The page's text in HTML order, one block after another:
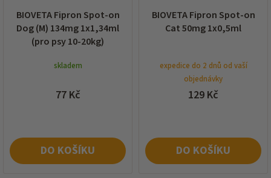
BIOVETA Fipron Spot-on
Dog (M) 134mg 1x1,34ml
(pro psy 10-20kg)
skladem
77 Kč
DO KOŠÍKU
BIOVETA Fipron Spot-on
Cat 50mg 1x0,5ml
expedice do 2 dnů od vaší
objednávky
129 Kč
DO KOŠÍKU